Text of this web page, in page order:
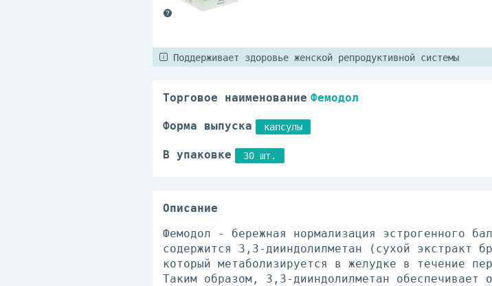
Поддерживает здоровье женской репродуктивной системы
Торговое наименование Фемодол
Форма выпуска капсулы
В упаковке 30 шт.
Описание
Фемодол - бережная нормализация эстрогенного
содержится 3,3-дииндолилметан (сухой экстракт
который метаболизируется в желудке в течение
Таким образом, 3,3-дииндолилметан обеспечивает